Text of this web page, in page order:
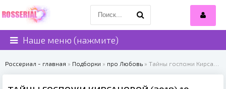
Наше меню (нажмите)
Россериал - главная » Подборки » про Любовь » Тайны госпожи Кирсановой (2018)